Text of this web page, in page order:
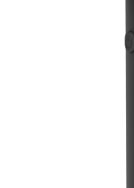
最大風速50m/sの